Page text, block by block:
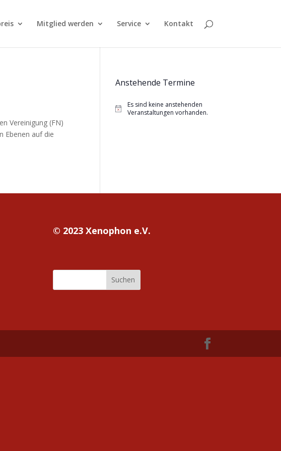
Mitglied werden Service Kontakt
Vereinigung (FN)
Ebenen auf die
Anstehende Termine
Hinweis
Es sind keine anstehenden
Veranstaltungen vorhanden.
© 2023 Xenophon e.V.